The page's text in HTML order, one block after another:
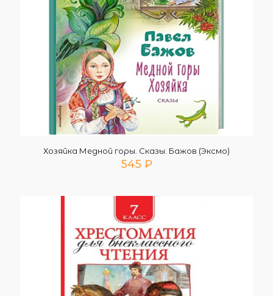
Хозяйка Медной горы. Сказы. Бажов (Эксмо)
545 ₽